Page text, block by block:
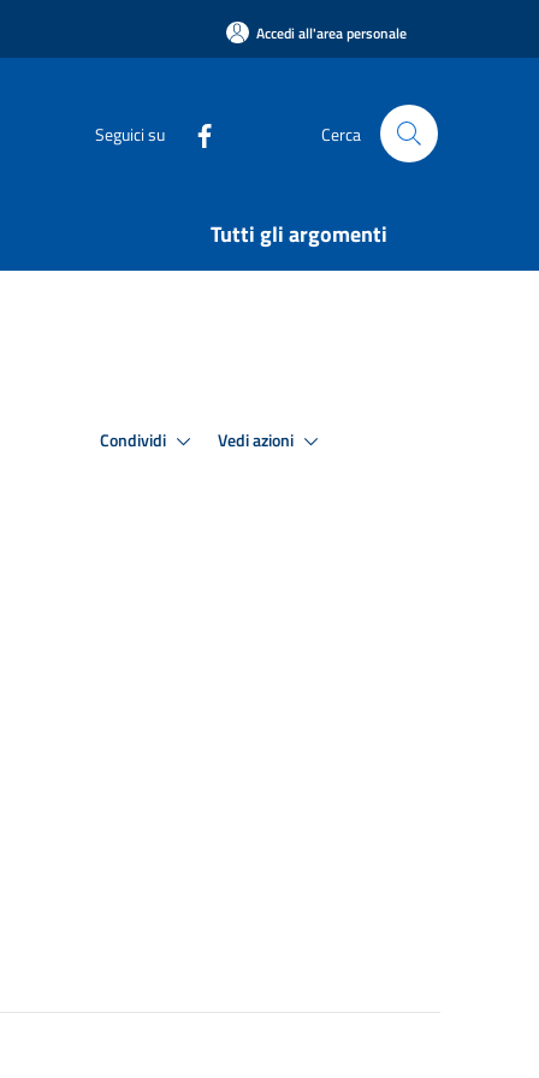
Accedi all'area personale
Seguici su Cerca
Tutti gli argomenti
Condividi Vedi azioni